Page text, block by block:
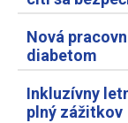
Nová
diabetom
Inkluzívny
plný zážitkov